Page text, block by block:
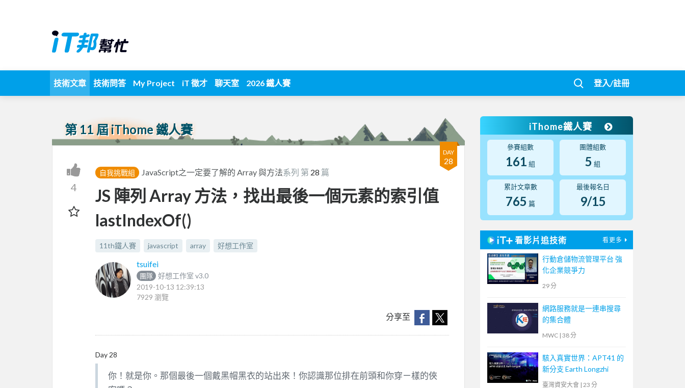
技術文章 技術問答 My Project iT 徵才 聊天室 2026 鐵人賽 登入/註冊
第 11 屆 iThome 鐵人賽
DAY
28
4
自我挑戰組 JavaScript之一定要了解的 Array 與方法系列 第 28 篇
JS 陣列 Array 方法，找出最後一個元素的索引值
lastIndexOf()
11th鐵人賽 javascript array 好想工作室
tsuifei
團隊
好想工作室 v3.0
2019-10-13 12:39:13
7929 瀏覽
分享至
Day 28
你！就是你。那個最後一個戴黑帽黑衣的站出來！你認識那位排在前頭和你穿ㄧ樣的俠
iThome鐵人賽
參賽組數
161 組
團體組數
5 組
累計文章數
765 篇
最後報名日
9/15
看影片追技術 看更多
行動倉儲物流管理平台 強
化企業競爭力
29 分
網路服務就是一連串搜尋
的集合體
MWC | 38 分
駭入真實世界：APT41 的
新分支 Earth Longzhi
臺灣資安大會 | 23 分